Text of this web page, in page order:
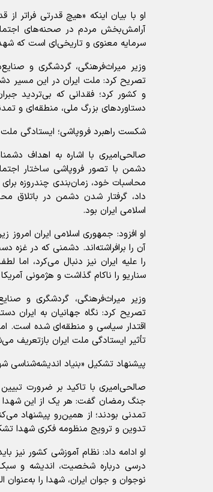
او با بیان اینکه «هیچ قدرتی فراتر
آرامش‌بخش مردم در صحنه‌های
سرمایه معنوی و تاریخی‌ای است که
وزیر میراث‌فرهنگی، گردشگری و
تصریح کرد: ملت ایران در این مسیر
و کشور کرد؛ فقدانی که بی‌تردید
دستاوردهای بزرگ ملی، منطقه‌ای و
شکست راهبرد فروپاشی؛ ایستادگی
دشمن با تصور فروپاشی ساختار
محاسبات خود، زمان‌بندی چندروزه
داد، گرفتار شدن دشمن در باتلاق
اسلامی ایران بود.
او افزود: جمهوری اسلامی ایران
آن را برافراشته‌اند. دشمنی که در غزه
را علیه ایران نیز دنبال می‌کرد،
سناریو را ناکام گذاشت و هژمونی
وزیر میراث‌فرهنگی، گردشگری و
تصریح کرد: نگاه جهانیان به
اقتدار سیاسی و منطقه‌ای شده است.
تأثیر ایستادگی ملت ایران بازتعریف
پیشنهاد تشکیل «بنیاد اندیشه‌شناسی
جنگ رمضان گفت: هر یک از این شهدا
تمدنی بودند؛ از همین‌رو پیشنهاد
تدوین و ترویج منظومه فکری شهدا
او ادامه داد: نظام آموزشی کشور نیز
درسی درباره شخصیت، اندیشه و
نوجوان و جوان ایران، شهدا را